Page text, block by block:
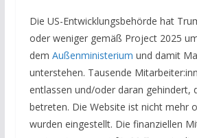
Die US-Entwicklungsbehörde hat
oder weniger gemäß Project 2025
dem Außenministerium und damit
unterstehen. Tausende
entlassen und/oder daran gehindert,
betreten. Die Website ist nicht mehr
wurden eingestellt. Die finanziellen